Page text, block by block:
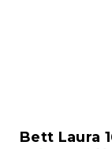
Bett Laura